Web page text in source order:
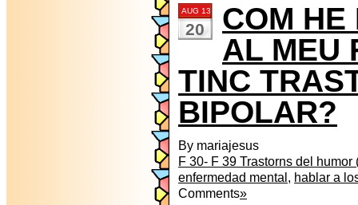
AUG 13
20
COM HE
AL MEU
TINC
BIPOLAR?
By mariajesus
F 30- F 39 Trastorns del humor
enfermedad mental , hablar a
Comments»